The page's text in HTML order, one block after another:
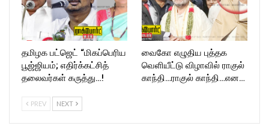
தமிழக பட்ஜெட் “மிகப்பெரிய
பூஜ்ஜியம்; எதிர்க்கட்சித்
தலைவர்கள் கருத்து…!
வைகோ எழுதிய புத்தக
வெளியீட்டு விழாவில் ராகுல்
காந்தி…ராகுல் காந்தி…என…
PREV NEXT